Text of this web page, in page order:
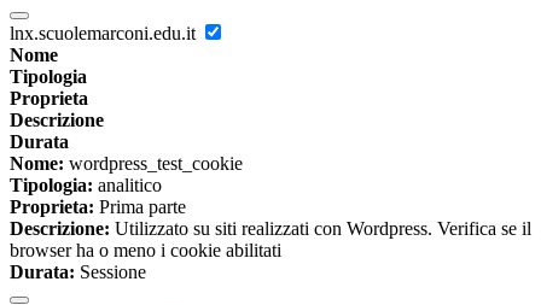
lnx.scuolemarconi.edu.it
Nome
Tipologia
Proprieta
Descrizione
Durata
Nome: wordpress_test_cookie
Tipologia: analitico
Proprieta: Prima parte
Descrizione: Utilizzato su siti realizzati con Wordpress. Verifica se il
browser ha o meno i cookie abilitati
Durata: Sessione